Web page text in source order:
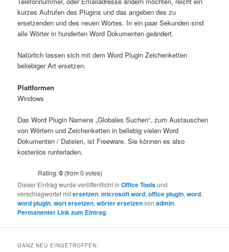
kurzes Aufrufen des Plugins und das angeben des zu
ersetzenden und des neuen Wortes. In ein paar Sekunden sind
alle Wörter in hunderten Word Dokumenten geändert.
Natürlich lassen sich mit dem Word Plugin Zeichenketten
beliebiger Art ersetzen.
Plattformen
Windows
Das Word Plugin Namens „Globales Suchen“, zum Austauschen
von Wörtern und Zeichenketten in beliebig vielen Word
Dokumenten / Dateien, ist Freeware. Sie können es also
kostenlos runterladen.
Rating:0 (from 0 votes)
Dieser Eintrag wurde veröffentlicht inOffice Toolsund
verschlagwortet mitersetzen,microsoft word,office plugin,word,
word plugin,wort ersetzen,wörter ersetzenvonadmin.
Permanenter Link zum Eintrag.
GANZ NEU EINGETROFFEN: